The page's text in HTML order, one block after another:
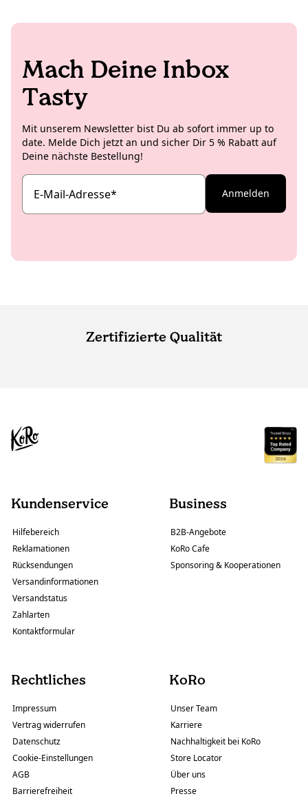
Mach Deine Inbox
Tasty
Mit unserem Newsletter bist Du ab sofort immer up to
date. Melde Dich jetzt an und sicher Dir 5 % Rabatt auf
Deine nächste Bestellung!
E-Mail-Adresse* Anmelden
Zertifizierte Qualität
Kundenservice
Hilfebereich
Reklamationen
Rücksendungen
Versandinformationen
Versandstatus
Zahlarten
Kontaktformular
Business
B2B-Angebote
KoRo Cafe
Sponsoring & Kooperationen
Rechtliches
Impressum
Vertrag widerrufen
Datenschutz
Cookie-Einstellungen
AGB
Barrierefreiheit
KoRo
Unser Team
Karriere
Nachhaltigkeit bei KoRo
Store Locator
Über uns
Presse